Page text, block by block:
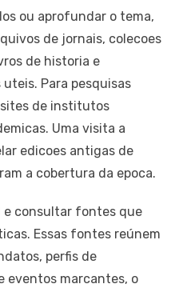
ou aprofundar o tema,
de jornais, colecoes
de historia e
Para pesquisas
de institutos
Uma visita a
edicoes antigas de
a cobertura da epoca.
e consultar fontes que
Essas fontes reúnem
perfis de
eventos marcantes, o